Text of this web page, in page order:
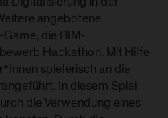
angebotene
die BIM-
Hackathon. Mit Hilfe
spielerisch an die
In diesem Spiel
die Verwendung eines